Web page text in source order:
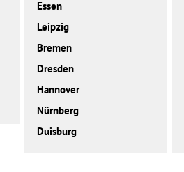
Essen
Leipzig
Bremen
Dresden
Hannover
Nürnberg
Duisburg